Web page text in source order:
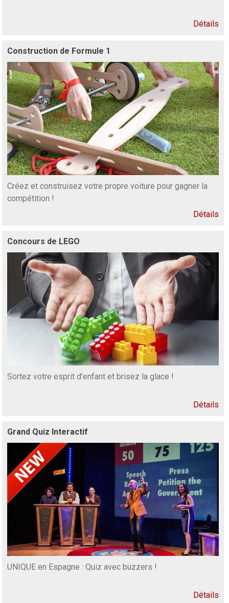
Détails
Construction de Formule 1
Créez et construisez votre propre voiture pour gagner la
compétition !
Détails
Concours de LEGO
Sortez votre esprit d’enfant et brisez la glace !
Détails
Grand Quiz Interactif
UNIQUE en Espagne : Quiz avec buzzers !
Détails